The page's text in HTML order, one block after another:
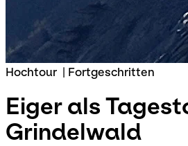
Hochtour | Fortgeschritten
Eiger als
Grindelwald